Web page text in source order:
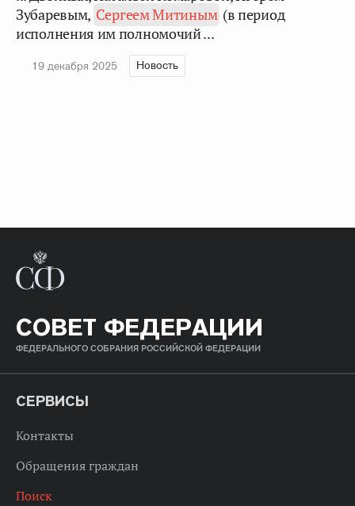
Зубаревым, Сергеем Митиным (в период
исполнения им полномочий ...
19 декабря 2025 Новость
СОВЕТ ФЕДЕРАЦИИ
ФЕДЕРАЛЬНОГО СОБРАНИЯ РОССИЙСКОЙ ФЕДЕРАЦИИ
СЕРВИСЫ
Контакты
Обращения граждан
Поиск